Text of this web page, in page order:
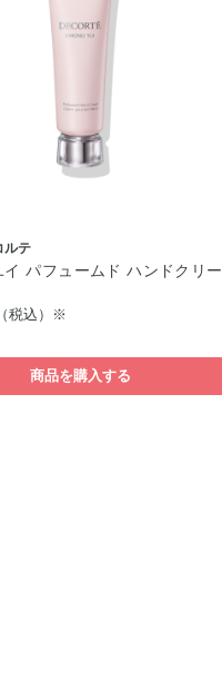
ルテ
イ パフュームド ハンドクリー
税込）※
商品を購入する